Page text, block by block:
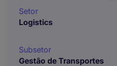
Setor
Logistics
Subsetor
Gestão de Transportes